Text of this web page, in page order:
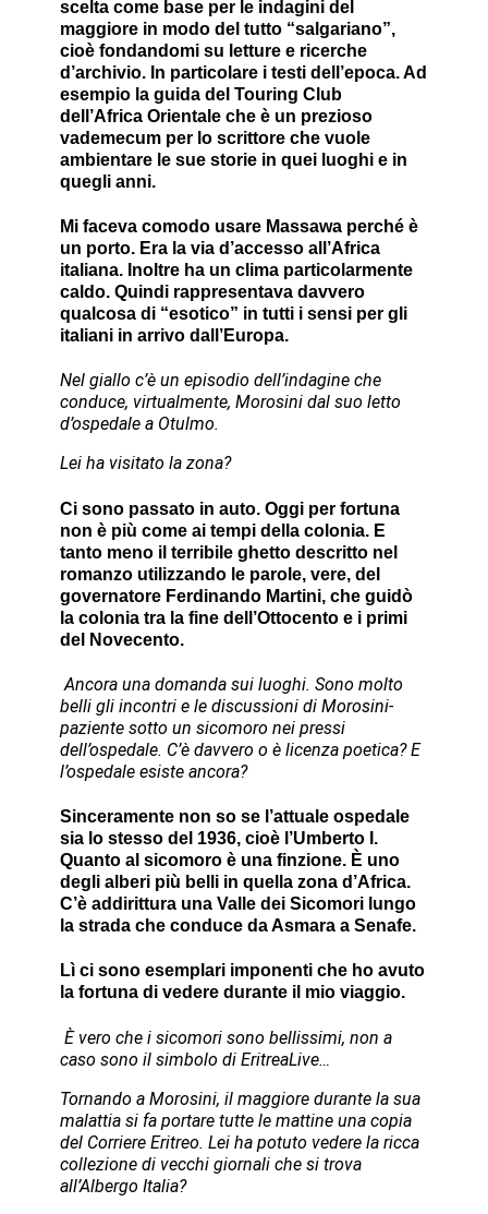
scelta come base per le indagini del
maggiore in modo del tutto “salgariano”,
cioè fondandomi su letture e ricerche
d’archivio. In particolare i testi dell’epoca. Ad
esempio la guida del Touring Club
dell’Africa Orientale che è un prezioso
vademecum per lo scrittore che vuole
ambientare le sue storie in quei luoghi e in
quegli anni.
Mi faceva comodo usare Massawa perché è
un porto. Era la via d’accesso all’Africa
italiana. Inoltre ha un clima particolarmente
caldo. Quindi rappresentava davvero
qualcosa di “esotico” in tutti i sensi per gli
italiani in arrivo dall’Europa.
Nel giallo c’è un episodio dell’indagine che
conduce, virtualmente, Morosini dal suo letto
d’ospedale a Otulmo.
Lei ha visitato la zona?
Ci sono passato in auto. Oggi per fortuna
non è più come ai tempi della colonia. E
tanto meno il terribile ghetto descritto nel
romanzo utilizzando le parole, vere, del
governatore Ferdinando Martini, che guidò
la colonia tra la fine dell’Ottocento e i primi
del Novecento.
Ancora una domanda sui luoghi. Sono molto
belli gli incontri e le discussioni di Morosini-
paziente sotto un sicomoro nei pressi
dell’ospedale. C’è davvero o è licenza poetica? E
l’ospedale esiste ancora?
Sinceramente non so se l’attuale ospedale
sia lo stesso del 1936, cioè l’Umberto I.
Quanto al sicomoro è una finzione. È uno
degli alberi più belli in quella zona d’Africa.
C’è addirittura una Valle dei Sicomori lungo
la strada che conduce da Asmara a Senafe.
Lì ci sono esemplari imponenti che ho avuto
la fortuna di vedere durante il mio viaggio.
È vero che i sicomori sono bellissimi, non a
caso sono il simbolo di EritreaLive…
Tornando a Morosini, il maggiore durante la sua
malattia si fa portare tutte le mattine una copia
del Corriere Eritreo. Lei ha potuto vedere la ricca
collezione di vecchi giornali che si trova
all’Albergo Italia?